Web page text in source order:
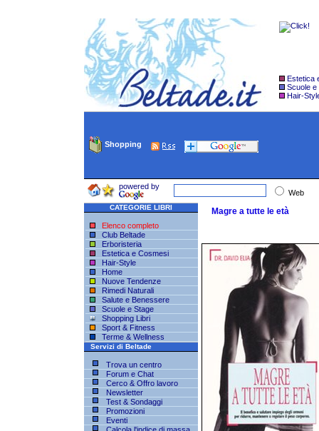
Estetica
Scuole e
Hair-
Shopping
powered by
Web
CATEGORIE LIBRI
Elenco completo
Club Beltade
Erboristeria
Estetica e Cosmesi
Hair-Style
Home
Nuove Tendenze
Rimedi Naturali
Salute e Benessere
Scuole e Stage
Shopping Libri
Sport & Fitness
Terme & Wellness
Servizi di Beltade
Trova un centro
Forum e Chat
Cerco & Offro lavoro
Newsletter
Test & Sondaggi
Promozioni
Eventi
Magre a tutte le età